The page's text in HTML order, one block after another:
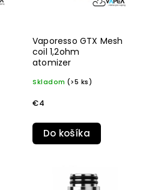
Vaporesso GTX Mesh
coil 1,2ohm
atomizer
Skladom (>5 ks)
€4
Do košíka